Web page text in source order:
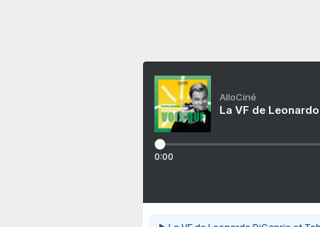
AlloCiné
La VF de
0:00